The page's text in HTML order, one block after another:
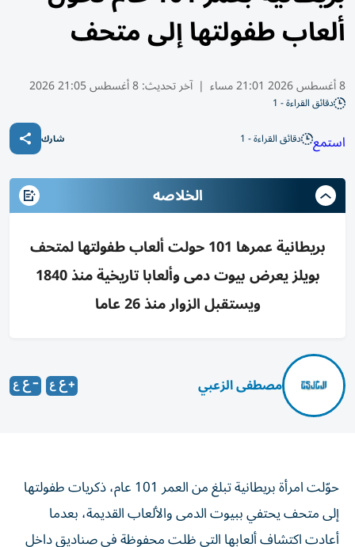
ألعاب طفولتها إلى متحف
8 أغسطس 2026 21:01 مساء | آخر تحديث:8 أغسطس 21:05 2026
دقائق القراءة - 1
استمع دقائق القراءة - 1 شارك
الخلاصه
بريطانية عمرها 101 حولت ألعاب طفولتها لمتحف
بويلز يعرض بيوت دمى وألعابا تاريخية منذ 1840
ويستقبل الزوار منذ 26 عاما
مصطفى الزعبي
حوّلت امرأة بريطانية تبلغ من العمر 101 عام، ذكريات طفولتها
إلى متحف يحتفي ببيوت الدمى والألعاب القديمة، بعدما
أعادت اكتشاف ألعابها التي ظلت محفوظة في صناديق داخل